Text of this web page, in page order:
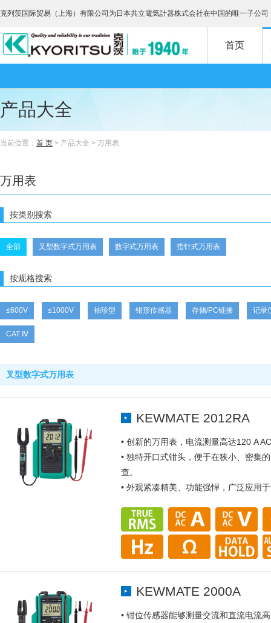
克列茨国际贸易（上海）有限公司为日本共立電気計器株式会社在中国的唯一子公司
首页
产品大全
当前位置： 首 页 > 产品大全 > 万用表
万用表
按类别搜索
全部 叉型数字式万用表 数字式万用表 指针式万用表
按规格搜索
≤600V ≤1000V 袖珍型 钳形传感器 存储/PC链接 记录
CAT Ⅳ
叉型数字式万用表
KEWMATE 2012RA
• 创新的万用表，电流测量高达120 A
• 独特开口式钳头，便于在狭小、密集
查。
• 外观紧凑精美、功能强悍，广泛应用
KEWMATE 2000A
• 钳位传感器能够测量交流和直流电流